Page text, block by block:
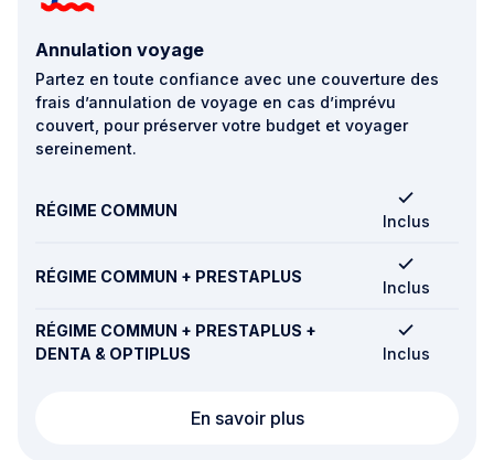
Annulation voyage
Partez en toute confiance avec une couverture des
frais d’annulation de voyage en cas d’imprévu
couvert, pour préserver votre budget et voyager
sereinement.
RÉGIME COMMUN
Inclus
RÉGIME COMMUN + PRESTAPLUS
Inclus
RÉGIME COMMUN + PRESTAPLUS +
DENTA & OPTIPLUS
Inclus
En savoir plusAnnulation voyage